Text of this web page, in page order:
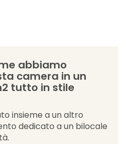
abbiamo
camera in un
tutto in stile
insieme a un altro
dedicato a un bilocale